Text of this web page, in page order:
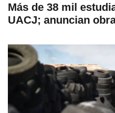
Más de 38 mil
UACJ; anuncian